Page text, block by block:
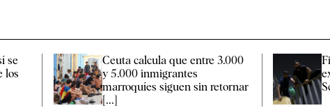
se
los
Ceuta calcula que entre 3.000
y 5.000 inmigrantes
marroquíes siguen sin retornar
[...]